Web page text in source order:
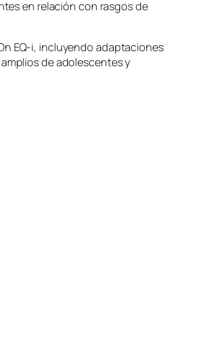
en relación con rasgos de
EQ-i, incluyendo adaptaciones
de adolescentes y